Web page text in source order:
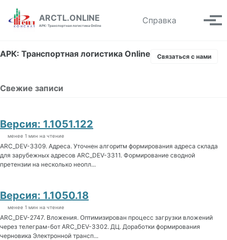
Skip to primary navigation
Skip to content
Skip to footer
ARCTL.ONLINE
АРК: Транспортная логистика Online
Справка Toggle
АРК: Транспортная логистика Online Связаться с нами
Свежие записи
Версия: 1.1051.122
менее 1 мин на чтение
ARC_DEV-3309. Адреса. Уточнен алгоритм формирования адреса склада
для зарубежных адресов ARC_DEV-3311. Формирование сводной
претензии на несколько неопл...
Версия: 1.1050.18
менее 1 мин на чтение
ARC_DEV-2747. Вложения. Оптимизирован процесс загрузки вложений
через телеграм-бот ARC_DEV-3302. ДЦ. Доработки формирования
черновика Электронной трансп...